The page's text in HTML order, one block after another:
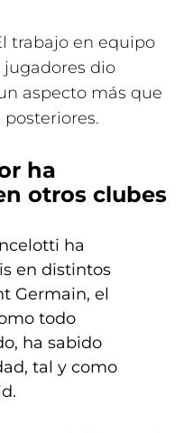
trabajo en equipo
dio
aspecto más que
ha
otros clubes
ha
en distintos
Germain, el
todo
ha sabido
tal y como